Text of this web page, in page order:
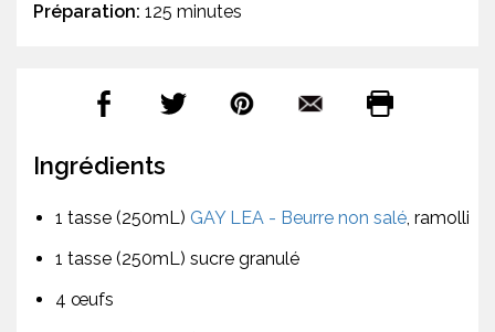
Préparation: 125 minutes
Ingrédients
1 tasse (250mL) GAY LEA - Beurre non salé, ramolli
1 tasse (250mL) sucre granulé
4 œufs